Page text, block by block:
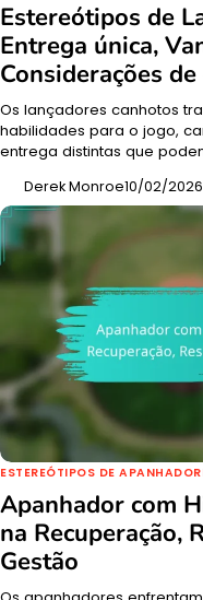
Estereótipos de
Entrega única,
Considerações
Os lançadores canhotos
habilidades para o jogo,
entrega distintas que
Derek Monroe10/02/2026
ESTEREÓTIPOS DE
Apanhador com
na Recuperação,
Gestão